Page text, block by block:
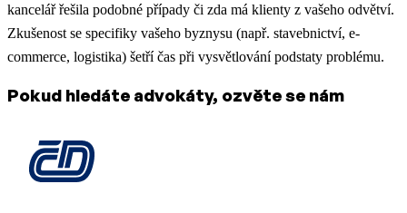
kancelář řešila podobné případy či zda má klienty z vašeho odvětví.
Zkušenost se specifiky vašeho byznysu (např. stavebnictví, e-
commerce, logistika) šetří čas při vysvětlování podstaty problému.
Pokud hledáte advokáty, ozvěte se nám